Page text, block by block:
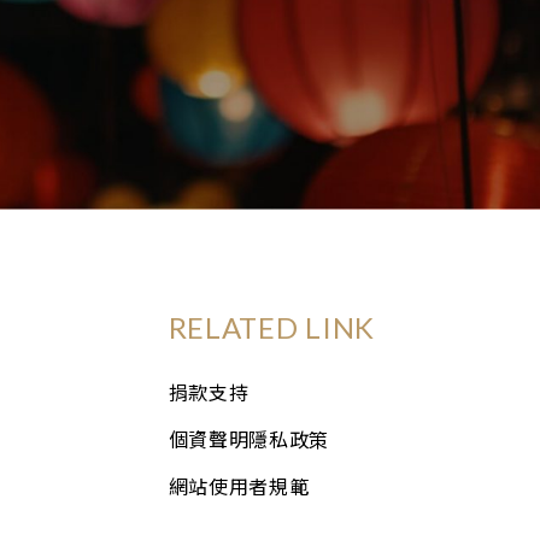
RELATED LINK
捐款支持
個資聲明隱私政策
網站使用者規範